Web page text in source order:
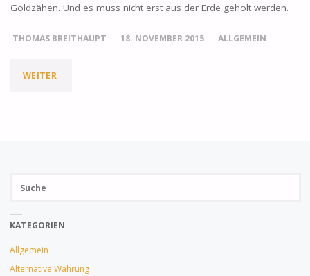
Goldzähen. Und es muss nicht erst aus der Erde geholt werden.
THOMAS BREITHAUPT 18. NOVEMBER 2015 ALLGEMEIN
WEITER"GOLD
KATEGORIEN
Allgemein
Alternative Währung